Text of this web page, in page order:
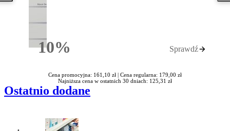
10%Rabatu Sprawdź
Cena promocyjna: 161,10 zł | Cena regularna: 179,00 zł
Najniższa cena w ostatnich 30 dniach: 125,31 zł
Ostatnio dodane